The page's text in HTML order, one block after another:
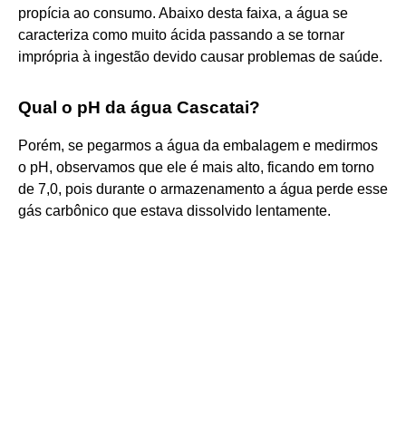
propícia ao consumo. Abaixo desta faixa, a água se
caracteriza como muito ácida passando a se tornar
imprópria à ingestão devido causar problemas de saúde.
Qual o pH da água Cascatai?
Porém, se pegarmos a água da embalagem e medirmos
o pH, observamos que ele é mais alto, ficando em torno
de 7,0, pois durante o armazenamento a água perde esse
gás carbônico que estava dissolvido lentamente.